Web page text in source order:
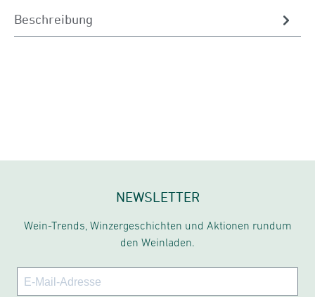
Beschreibung
NEWSLETTER
Wein-Trends, Winzergeschichten und Aktionen rundum
den Weinladen.